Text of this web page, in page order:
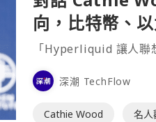
向，比特幣、
擇
「Hyperliquid 讓人
深潮 TechFlow
Cathie Wood 名人